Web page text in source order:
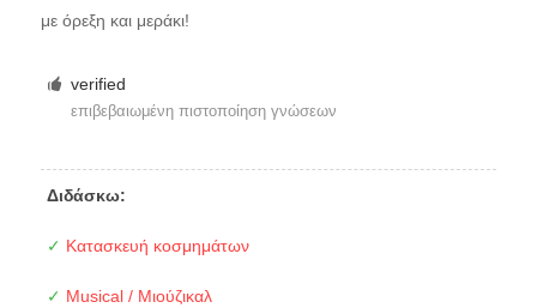
με όρεξη και μεράκι!
verified
επιβεβαιωμένη πιστοποίηση γνώσεων
Διδάσκω:
✓ Κατασκευή κοσμημάτων
✓ Musical / Μιούζικαλ